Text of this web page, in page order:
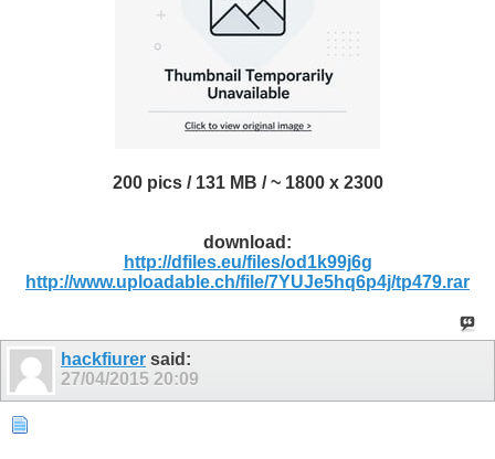
200 pics / 131 MB / ~ 1800 x 2300
download:
http://dfiles.eu/files/od1k99j6g
http://www.uploadable.ch/file/7YUJe5hq6p4j/tp479.rar
hackfiurer said:
27/04/2015 20:09